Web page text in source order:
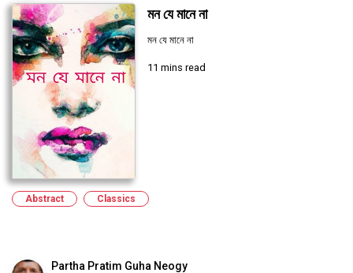
মন যে মানে না
মন যে মানে না
11 mins read
Abstract Classics
Partha Pratim Guha Neogy